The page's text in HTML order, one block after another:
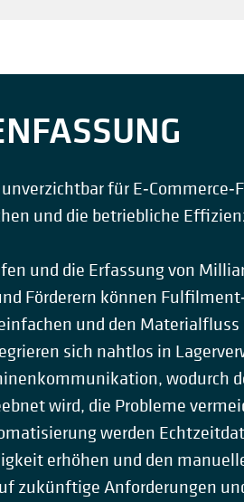
für
und die betriebliche
und die Erfassung von
Förderern können
und den
sich nahtlos in
wodurch
wird, die Probleme
werden
erhöhen und den
zukünftige Anforderungen